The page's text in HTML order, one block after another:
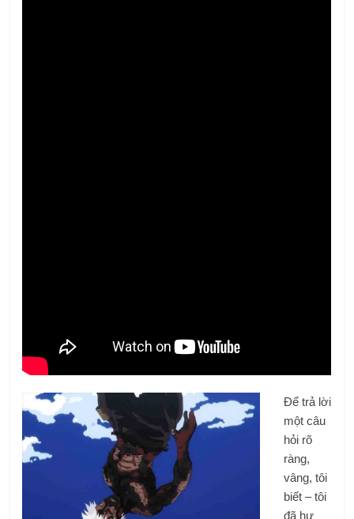
Để trả lời
một câu
hỏi rõ
ràng,
vâng, tôi
biết – tôi
đã hư